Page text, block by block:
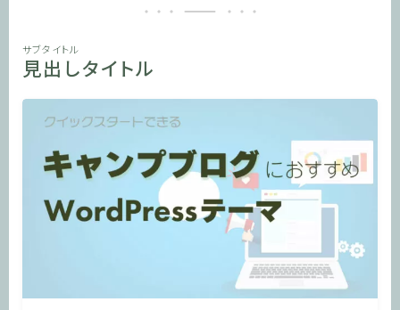
サブタイトル
見出しタイトル